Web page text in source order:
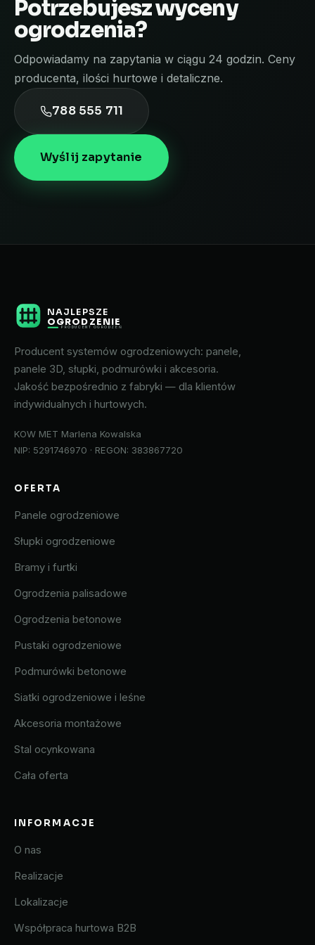
Potrzebujesz wyceny
ogrodzenia?
Odpowiadamy na zapytania w ciągu 24 godzin. Ceny
producenta, ilości hurtowe i detaliczne.
788 555 711
Wyślij zapytanie
NAJLEPSZE
OGRODZENIE
PRODUCENT OGRODZEŃ
Producent systemów ogrodzeniowych: panele,
panele 3D, słupki, podmurówki i akcesoria.
Jakość bezpośrednio z fabryki — dla klientów
indywidualnych i hurtowych.
KOW MET Marlena Kowalska
NIP: 5291746970 · REGON: 383867720
OFERTA
Panele ogrodzeniowe
Słupki ogrodzeniowe
Bramy i furtki
Ogrodzenia palisadowe
Ogrodzenia betonowe
Pustaki ogrodzeniowe
Podmurówki betonowe
Siatki ogrodzeniowe i leśne
Akcesoria montażowe
Stal ocynkowana
Cała oferta
INFORMACJE
O nas
Realizacje
Lokalizacje
Współpraca hurtowa B2B